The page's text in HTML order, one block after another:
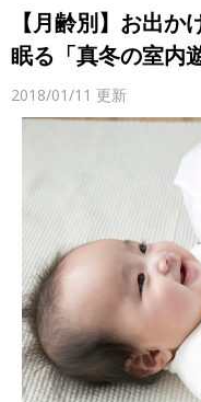
【月齢別】お出
眠る「真冬の室内
2018/01/11 更新